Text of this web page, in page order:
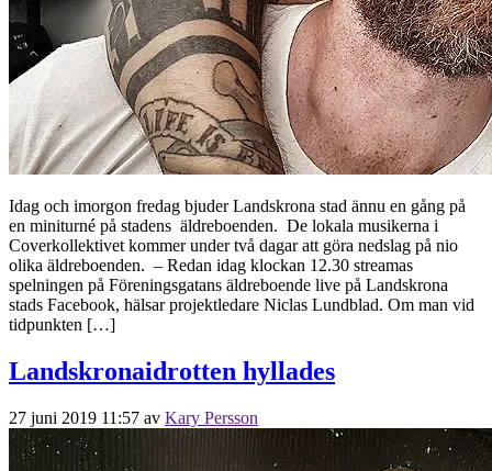
Idag och imorgon fredag bjuder Landskrona stad ännu en gång på
en miniturné på stadens äldreboenden. De lokala musikerna i
Coverkollektivet kommer under två dagar att göra nedslag på nio
olika äldreboenden. – Redan idag klockan 12.30 streamas
spelningen på Föreningsgatans äldreboende live på Landskrona
stads Facebook, hälsar projektledare Niclas Lundblad. Om man vid
tidpunkten […]
Landskronaidrotten hyllades
27 juni 2019 11:57 av Kary Persson